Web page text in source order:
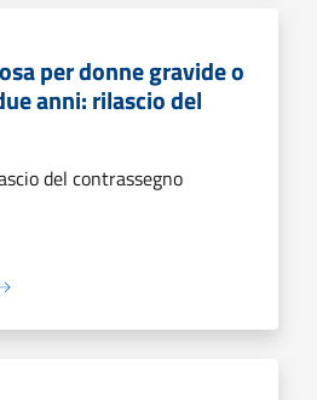
per donne gravide o
anni: rilascio del
del contrassegno